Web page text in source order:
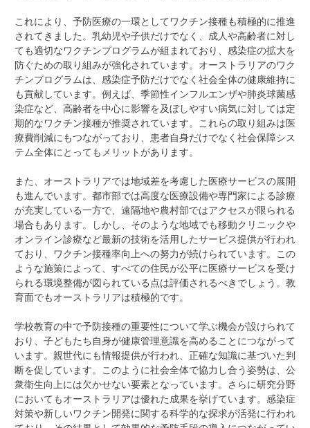
これにより、予防医療の一環としてワクチン接種も積極的に推進
されてきました。乳幼児や子供だけでなく、成人や高齢者に対し
ても適切なワクチンプログラムが組まれており、感染症の拡大を
防ぐための取り組みが強化されています。オーストラリアのワク
チンプログラムは、感染症予防だけでなく社会全体の健康維持に
も貢献しています。例えば、季節性インフルエンザや肺炎球菌感
染症など、高齢者を中心に影響を及ぼしやすい病気に対しては定
期的なワクチン接種が推奨されています。これらの取り組みは医
療費削減にもつながっており、患者自身だけでなく社会保障シス
テム全体にとってもメリットがあります。
また、オーストラリアでは地域差を考慮した医療サービスの展開
も進んでいます。都市部では高度な医療設備や専門家による診療
が充実している一方で、遠隔地や農村部ではアクセスが限られる
場合もあります。しかし、そのような地域でも移動クリニックや
オンライン診療など最新の技術を活用したサービス提供が行われ
ており、ワクチン接種率向上への努力が続けられています。この
ような施策によって、すべての住民が公平に医療サービスを受け
られる環境整備が図られている点は評価されるべきでしょう。教
育面でもオーストラリアは積極的です。
学校教育の中で予防接種の重要性について学ぶ機会が設けられて
おり、子どもたち自身が健康管理意識を高めることにつながって
います。親世代にも情報提供が行われ、正確な知識に基づいた判
断を促しています。このように社会全体で協力し合う姿勢は、公
衆衛生向上には欠かせない要素となっています。さらに研究分野
においてもオーストラリアは優れた成果を挙げています。感染症
対策や新しいワクチン開発に関する科学的な探求が活発に行われ